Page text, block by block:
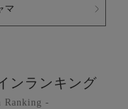
マ
ンランキング
Ranking -